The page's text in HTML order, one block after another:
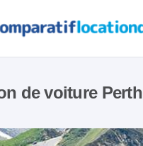
de voiture Perth